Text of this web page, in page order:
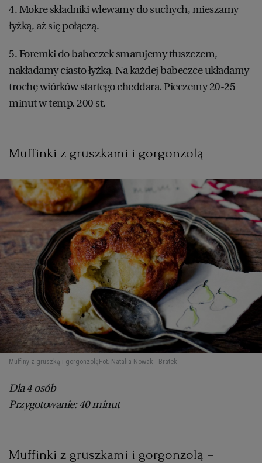
4. Mokre składniki wlewamy do suchych, mieszamy
łyżką, aż się połączą.
5. Foremki do babeczek smarujemy tłuszczem,
nakładamy ciasto łyżką. Na każdej babeczce układamy
trochę wiórków startego cheddara. Pieczemy 20-25
minut w temp. 200 st.
Muffinki z gruszkami i gorgonzolą
Muffiny z gruszką i gorgonzoląFot. Natalia Nowak - Bratek
Dla 4 osób
Przygotowanie: 40 minut
Muffinki z gruszkami i gorgonzolą –